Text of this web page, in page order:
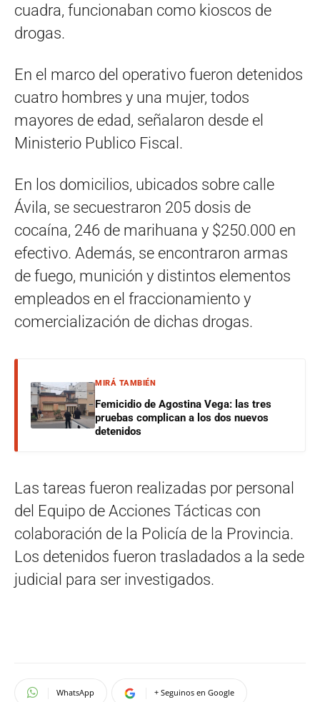
cuadra, funcionaban como kioscos de
drogas.
En el marco del operativo fueron detenidos
cuatro hombres y una mujer, todos
mayores de edad, señalaron desde el
Ministerio Publico Fiscal.
En los domicilios, ubicados sobre calle
Ávila, se secuestraron 205 dosis de
cocaína, 246 de marihuana y $250.000 en
efectivo. Además, se encontraron armas
de fuego, munición y distintos elementos
empleados en el fraccionamiento y
comercialización de dichas drogas.
MIRÁ TAMBIÉN
Femicidio de Agostina Vega: las tres
pruebas complican a los dos nuevos
detenidos
Las tareas fueron realizadas por personal
del Equipo de Acciones Tácticas con
colaboración de la Policía de la Provincia.
Los detenidos fueron trasladados a la sede
judicial para ser investigados.
WhatsApp + Seguinos en Google